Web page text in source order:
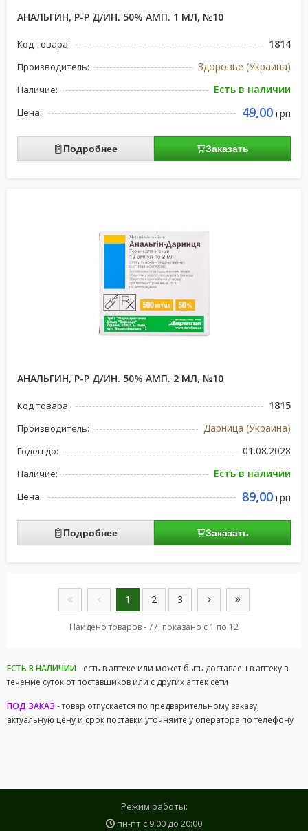
АНАЛЬГИН, Р-Р Д/ИН. 50% АМП. 1 МЛ, №10
Код товара: 1814
Производитель: Здоровье (Украина)
Наличие: Есть в наличии
Цена: 49,00 грн
Подробнее Заказать
АНАЛЬГИН, Р-Р Д/ИН. 50% АМП. 2 МЛ, №10
Код товара: 1815
Производитель: Дарница (Украина)
Годен до: 01.08.2028
Наличие: Есть в наличии
Цена: 89,00 грн
Подробнее Заказать
1 2 3
Найдено товаров - 77, показано с 1 по 12
ЕСТЬ В НАЛИЧИИ- есть в аптеке или может быть доставлен в аптеку в
течение суток от поставщиков или с других аптек сети
ПОД ЗАКАЗ - товар отпускается по предварительному заказу,
актуальную цену и срок поставки уточняйте у оператора по телефону
Режим работы:
пн-пт с 9:00 до 20:00